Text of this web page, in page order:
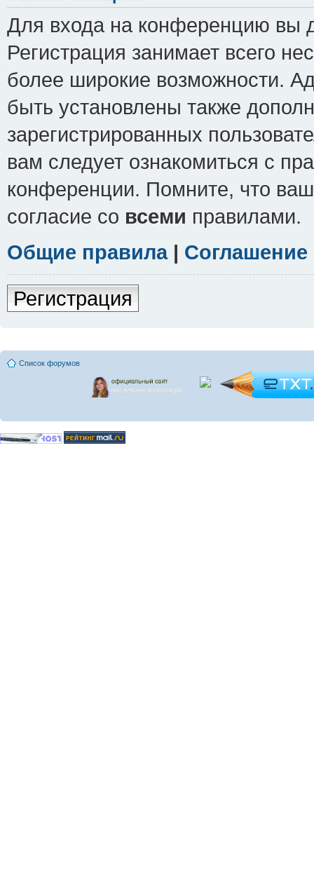
Для входа на конференцию вы
Регистрация занимает всего
более широкие возможности.
быть установлены также
зарегистрированных
вам следует ознакомиться с
конференции. Помните, что
согласие со всеми правилами.
Общие правила|
Регистрация
Список форумов